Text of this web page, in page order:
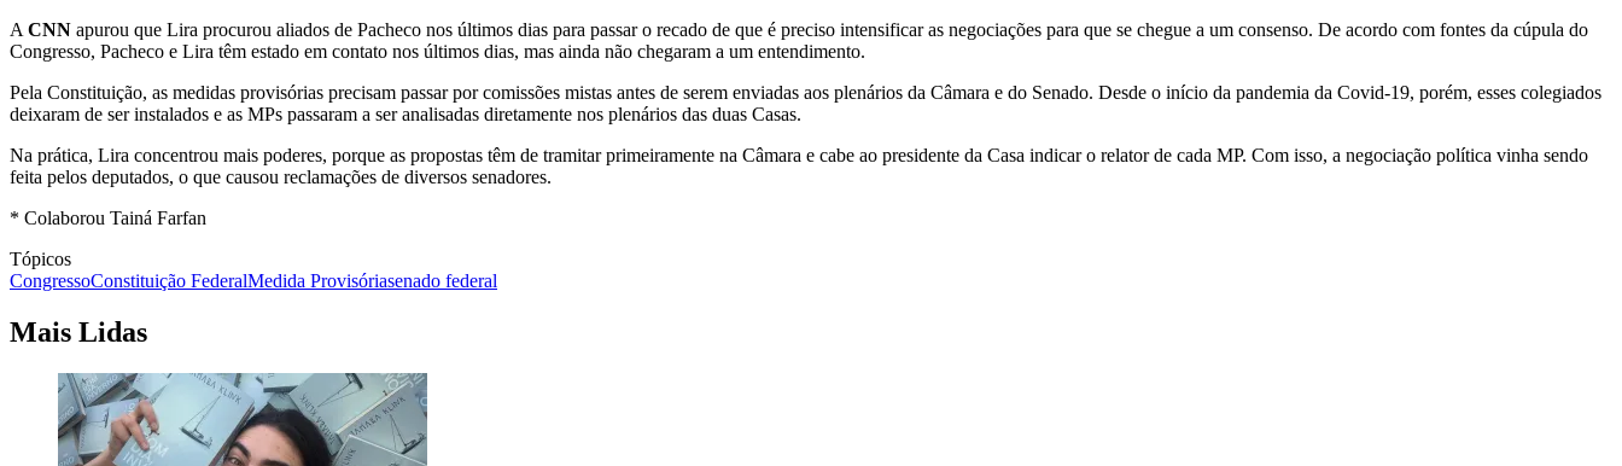
A CNN apurou que Lira procurou aliados de Pacheco nos últimos dias para passar o recado de que é preciso intensificar as negociações para que se chegue a um consenso. De acordo com fontes da cúpula do
Congresso, Pacheco e Lira têm estado em contato nos últimos dias, mas ainda não chegaram a um entendimento.
Pela Constituição, as medidas provisórias precisam passar por comissões mistas antes de serem enviadas aos plenários da Câmara e do Senado. Desde o início da pandemia da Covid-19, porém, esses colegiados
deixaram de ser instalados e as MPs passaram a ser analisadas diretamente nos plenários das duas Casas.
Na prática, Lira concentrou mais poderes, porque as propostas têm de tramitar primeiramente na Câmara e cabe ao presidente da Casa indicar o relator de cada MP. Com isso, a negociação política vinha sendo
feita pelos deputados, o que causou reclamações de diversos senadores.
* Colaborou Tainá Farfan
Tópicos
CongressoConstituição FederalMedida Provisóriasenado federal
Mais Lidas